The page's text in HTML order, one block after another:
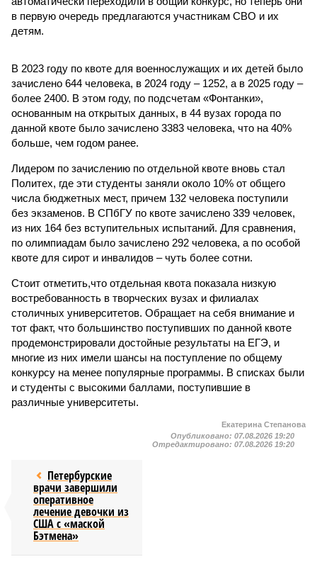
в первую очередь предлагаются участникам СВО и их
детям.
В 2023 году по квоте для военнослужащих и их детей было
зачислено 644 человека, в 2024 году – 1252, а в 2025 году –
более 2400. В этом году, по подсчетам «Фонтанки»,
основанным на открытых данных, в 44 вузах города по
данной квоте было зачислено 3383 человека, что на 40%
больше, чем годом ранее.
Лидером по зачислению по отдельной квоте вновь стал
Политех, где эти студенты заняли около 10% от общего
числа бюджетных мест, причем 132 человека поступили
без экзаменов. В СПбГУ по квоте зачислено 339 человек,
из них 164 без вступительных испытаний. Для сравнения,
по олимпиадам было зачислено 292 человека, а по особой
квоте для сирот и инвалидов – чуть более сотни.
Стоит отметить,что отдельная квота показала низкую
востребованность в творческих вузах и филиалах
столичных университетов. Обращает на себя внимание и
тот факт, что большинство поступивших по данной квоте
продемонстрировали достойные результаты на ЕГЭ, и
многие из них имели шансы на поступление по общему
конкурсу на менее популярные программы. В списках были
и студенты с высокими баллами, поступившие в
различные университеты.
Екатерина Степанова
Опубликовано: 07.08.2026 19:20
Отредактировано: 07.08.2026 19:20
Петербурские
врачи завершили
оперативное
лечение девочки из
США с «маской
Бэтмена»